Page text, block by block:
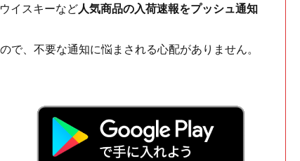
イスキーなど人気商品の入荷速報をプッシュ通知
ので、不要な通知に悩まされる心配がありません。